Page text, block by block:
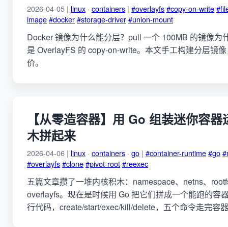
2026-04-05 | linux · containers | #overlayfs#copy-on-write
image#docker#storage-driver#union-mount
Docker 镜像为什么能分层？pull 一个 100MB 的镜像为
是 OverlayFS 的 copy-on-write。本文手工构建分层镜
价。
【从零造容器】用 Go 组装迷你容
木拼起来
2026-04-06 | linux · containers · go | #container-runtime#go
#overlayfs#clone#pivot-root#reexec
五篇文章攒了一堆内核积木：namespace、netns、
overlayfs。现在是时候用 Go 把它们拼成一个能跑的容
行代码，create/start/exec/kill/delete，五个命令走完容